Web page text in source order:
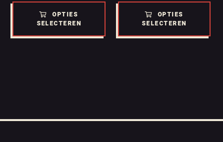
OPTIES
SELECTEREN
OPTIES
SELECTEREN